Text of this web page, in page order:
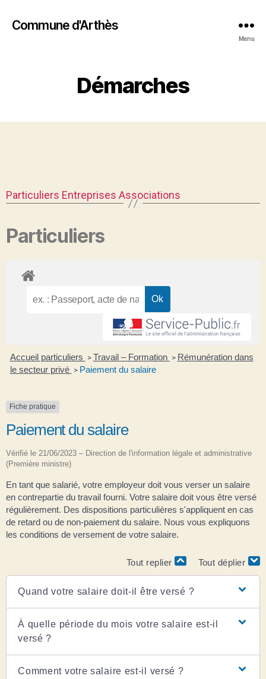
Commune d'Arthès
Menu
Démarches
Particuliers Entreprises Associations
Particuliers
Accueil particuliers > Travail – Formation > Rémunération dans
le secteur privé > Paiement du salaire
Fiche pratique
Paiement du salaire
Vérifié le 21/06/2023 – Direction de l'information légale et administrative
(Première ministre)
En tant que salarié, votre employeur doit vous verser un salaire
en contrepartie du travail fourni. Votre salaire doit vous être versé
régulièrement. Des dispositions particulières s'appliquent en cas
de retard ou de non-paiement du salaire. Nous vous expliquons
les conditions de versement de votre salaire.
Tout replier Tout déplier
Quand votre salaire doit-il être versé ?
À quelle période du mois votre salaire est-il
versé ?
Comment votre salaire est-il versé ?